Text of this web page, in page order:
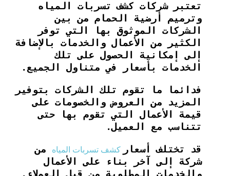
تعتبر شركات كشف تسربات المياه
وترميم أرضية الحمام من بين
الشركات الموثوق بها التي توفر
الكثير من الأعمال والخدمات بالإضافة
إلى إمكانية الحصول على تلك
الخدمات بأسعار في متناول الجميع.
فدائما ما تقوم تلك الشركات بتوفير
المزيد من العروض والخصومات على
قيمة الأعمال التي تقوم بها حتى
تتناسب مع العميل.
قد تختلف أسعار كشف تسربات المياه من
شركة إلى آخر بناء على الأعمال